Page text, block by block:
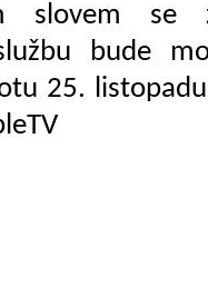
slovem se
bude
25.